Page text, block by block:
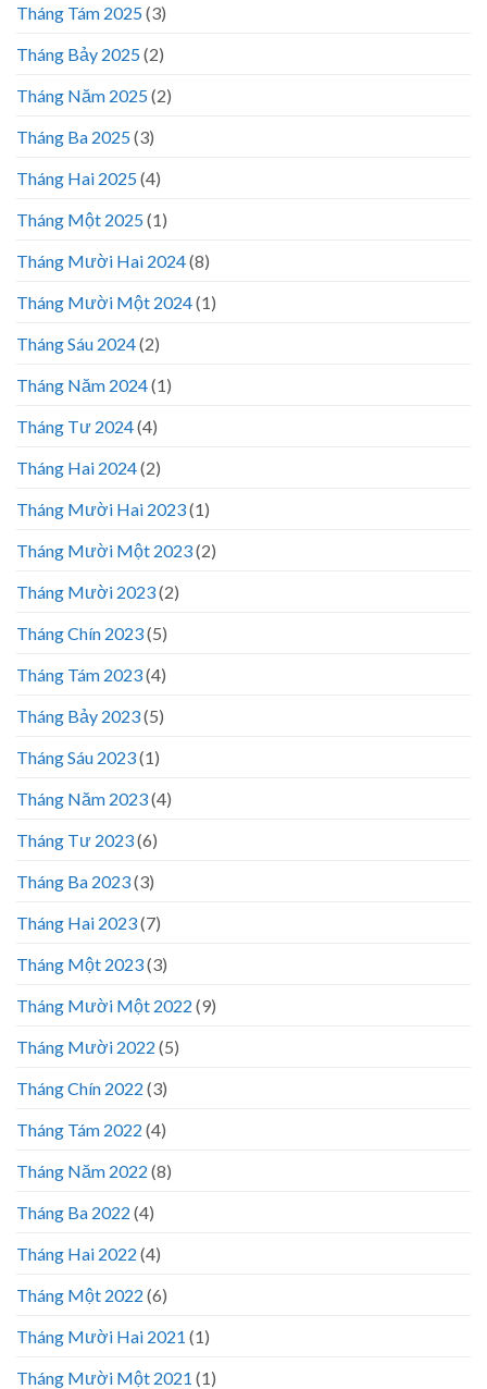
Tháng Tám 2025(3)
Tháng Bảy 2025(2)
Tháng Năm 2025(2)
Tháng Ba 2025(3)
Tháng Hai 2025(4)
Tháng Một 2025(1)
Tháng Mười Hai 2024(8)
Tháng Mười Một 2024(1)
Tháng Sáu 2024(2)
Tháng Năm 2024(1)
Tháng Tư 2024(4)
Tháng Hai 2024(2)
Tháng Mười Hai 2023(1)
Tháng Mười Một 2023(2)
Tháng Mười 2023(2)
Tháng Chín 2023(5)
Tháng Tám 2023(4)
Tháng Bảy 2023(5)
Tháng Sáu 2023(1)
Tháng Năm 2023(4)
Tháng Tư 2023(6)
Tháng Ba 2023(3)
Tháng Hai 2023(7)
Tháng Một 2023(3)
Tháng Mười Một 2022 (9)
Tháng Mười 2022 (5)
Tháng Chín 2022 (3)
Tháng Tám 2022 (4)
Tháng Năm 2022 (8)
Tháng Ba 2022 (4)
Tháng Hai 2022 (4)
Tháng Một 2022 (6)
Tháng Mười Hai 2021 (1)
Tháng Mười Một 2021 (1)